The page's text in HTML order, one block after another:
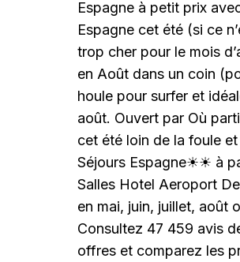
Espagne à petit prix
Espagne cet été (si ce
trop cher pour le mois
en Août dans un coin
houle pour surfer et
août. Ouvert par Où
cet été loin de la foule
Séjours Espagne☀☀ à
Salles Hotel Aeroport
en mai, juin, juillet, août
Consultez 47 459 avis
offres et comparez les